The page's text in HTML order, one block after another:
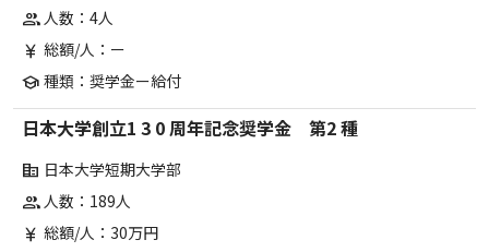
group人数：4人
currency_yen 総額/人：ー
school 種類：奨学金ー給付
日本大学創立1 3 0 周年記念奨学金 第2 種
corporate_fare 日本大学短期大学部
group人数：189人
currency_yen 総額/人：30万円